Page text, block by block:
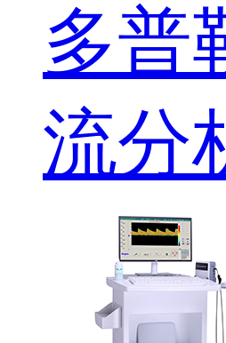
多普
流分